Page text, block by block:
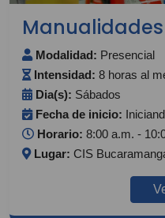
Manualidades
Modalidad: Presencial
Intensidad: 8 horas al
Dia(s): Sábados
Fecha de inicio:
Horario: 8:00 a.m. -
Lugar: CIS